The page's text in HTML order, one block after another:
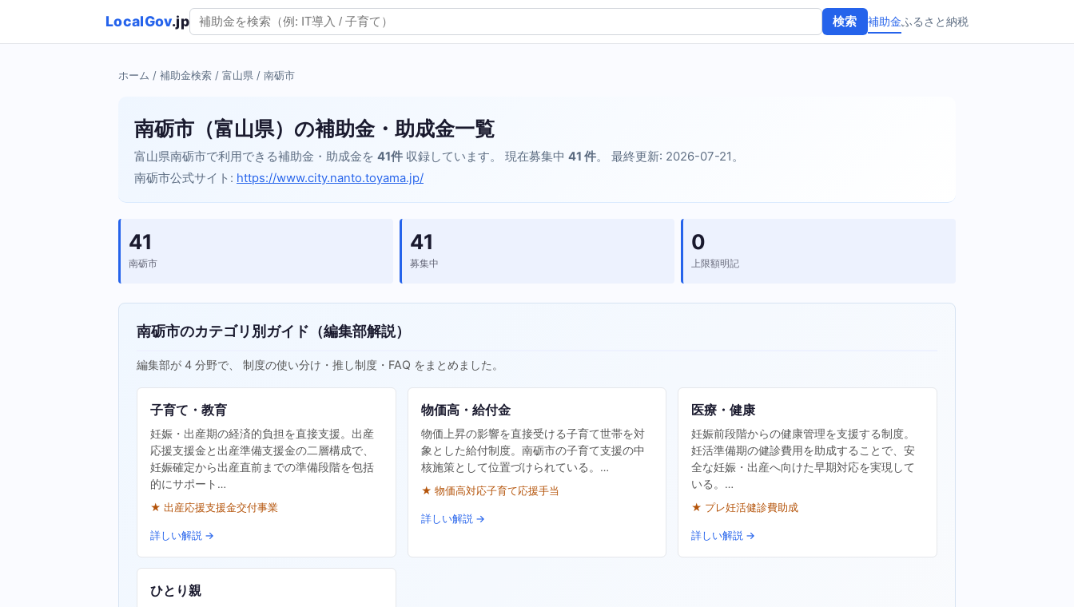
LocalGov.jp 検索 補助金ふるさと納税
ホーム / 補助金検索 / 富山県 / 南砺市
南砺市（富山県）の補助金・助成金一覧
富山県南砺市で利用できる補助金・助成金を 41件 収録しています。 現在募集中 41 件。 最終更新: 2026-07-21。
南砺市公式サイト: https://www.city.nanto.toyama.jp/
41
南砺市
41
募集中
0
上限額明記
南砺市のカテゴリ別ガイド（編集部解説）
編集部が 4 分野で、 制度の使い分け・推し制度・FAQ をまとめました。
子育て・教育
妊娠・出産期の経済的負担を直接支援。出産
応援支援金と出産準備支援金の二層構成で、
妊娠確定から出産直前までの準備段階を包括
的にサポート…
★ 出産応援支援金交付事業
詳しい解説 →
物価高・給付金
物価上昇の影響を直接受ける子育て世帯を対
象とした給付制度。南砺市の子育て支援の中
核施策として位置づけられている。…
★ 物価高対応子育て応援手当
詳しい解説 →
医療・健康
妊娠前段階からの健康管理を支援する制度。
妊活準備期の健診費用を助成することで、安
全な妊娠・出産へ向けた早期対応を実現して
いる。…
★ プレ妊活健診費助成
詳しい解説 →
ひとり親